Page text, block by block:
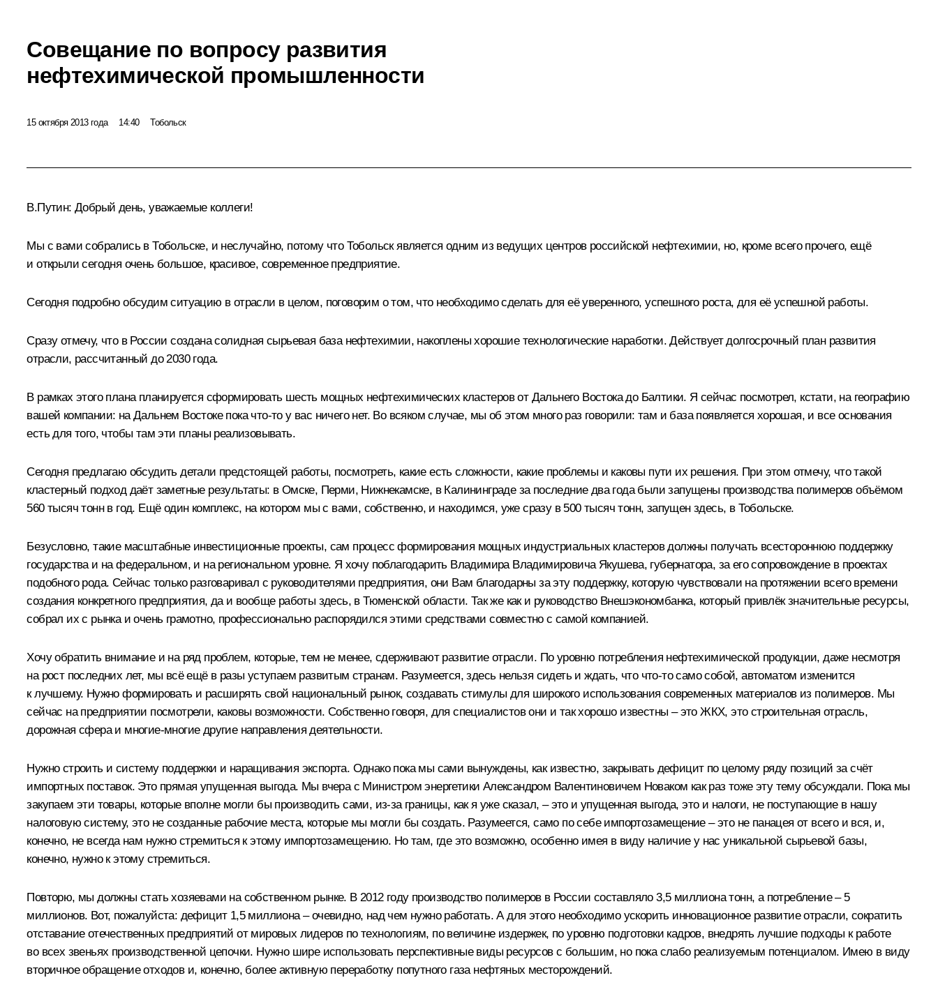
Совещание по вопросу развития
нефтехимической промышленности
15 октября 2013 года 14:40 Тобольск
В.Путин: Добрый день, уважаемые коллеги!
Мы с вами собрались в Тобольске, и неслучайно, потому что Тобольск является одним из ведущих центров российской нефтехимии, но, кроме всего прочего, ещё
и открыли сегодня очень большое, красивое, современное предприятие.
Сегодня подробно обсудим ситуацию в отрасли в целом, поговорим о том, что необходимо сделать для её уверенного, успешного роста, для её успешной работы.
Сразу отмечу, что в России создана солидная сырьевая база нефтехимии, накоплены хорошие технологические наработки. Действует долгосрочный план развития
отрасли, рассчитанный до 2030 года.
В рамках этого плана планируется сформировать шесть мощных нефтехимических кластеров от Дальнего Востока до Балтики. Я сейчас посмотрел, кстати, на географию
вашей компании: на Дальнем Востоке пока что‑то у вас ничего нет. Во всяком случае, мы об этом много раз говорили: там и база появляется хорошая, и все основания
есть для того, чтобы там эти планы реализовывать.
Сегодня предлагаю обсудить детали предстоящей работы, посмотреть, какие есть сложности, какие проблемы и каковы пути их решения. При этом отмечу, что такой
кластерный подход даёт заметные результаты: в Омске, Перми, Нижнекамске, в Калининграде за последние два года были запущены производства полимеров объёмом
560 тысяч тонн в год. Ещё один комплекс, на котором мы с вами, собственно, и находимся, уже сразу в 500 тысяч тонн, запущен здесь, в Тобольске.
Безусловно, такие масштабные инвестиционные проекты, сам процесс формирования мощных индустриальных кластеров должны получать всестороннюю поддержку
государства и на федеральном, и на региональном уровне. Я хочу поблагодарить Владимира Владимировича Якушева, губернатора, за его сопровождение в проектах
подобного рода. Сейчас только разговаривал с руководителями предприятия, они Вам благодарны за эту поддержку, которую чувствовали на протяжении всего времени
создания конкретного предприятия, да и вообще работы здесь, в Тюменской области. Так же как и руководство Внешэкономбанка, который привлёк значительные ресурсы,
собрал их с рынка и очень грамотно, профессионально распорядился этими средствами совместно с самой компанией.
Хочу обратить внимание и на ряд проблем, которые, тем не менее, сдерживают развитие отрасли. По уровню потребления нефтехимической продукции, даже несмотря
на рост последних лет, мы всё ещё в разы уступаем развитым странам. Разумеется, здесь нельзя сидеть и ждать, что что‑то само собой, автоматом изменится
к лучшему. Нужно формировать и расширять свой национальный рынок, создавать стимулы для широкого использования современных материалов из полимеров. Мы
сейчас на предприятии посмотрели, каковы возможности. Собственно говоря, для специалистов они и так хорошо известны – это ЖКХ, это строительная отрасль,
дорожная сфера и многие-многие другие направления деятельности.
Нужно строить и систему поддержки и наращивания экспорта. Однако пока мы сами вынуждены, как известно, закрывать дефицит по целому ряду позиций за счёт
импортных поставок. Это прямая упущенная выгода. Мы вчера с Министром энергетики Александром Валентиновичем Новаком как раз тоже эту тему обсуждали. Пока мы
закупаем эти товары, которые вполне могли бы производить сами, из‑за границы, как я уже сказал, – это и упущенная выгода, это и налоги, не поступающие в нашу
налоговую систему, это не созданные рабочие места, которые мы могли бы создать. Разумеется, само по себе импортозамещение – это не панацея от всего и вся, и,
конечно, не всегда нам нужно стремиться к этому импортозамещению. Но там, где это возможно, особенно имея в виду наличие у нас уникальной сырьевой базы,
конечно, нужно к этому стремиться.
Повторю, мы должны стать хозяевами на собственном рынке. В 2012 году производство полимеров в России составляло 3,5 миллиона тонн, а потребление – 5
миллионов. Вот, пожалуйста: дефицит 1,5 миллиона – очевидно, над чем нужно работать. А для этого необходимо ускорить инновационное развитие отрасли, сократить
отставание отечественных предприятий от мировых лидеров по технологиям, по величине издержек, по уровню подготовки кадров, внедрять лучшие подходы к работе
во всех звеньях производственной цепочки. Нужно шире использовать перспективные виды ресурсов с большим, но пока слабо реализуемым потенциалом. Имею в виду
вторичное обращение отходов и, конечно, более активную переработку попутного газа нефтяных месторождений.